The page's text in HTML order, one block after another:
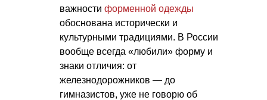
важности форменной одежды
обоснована исторически и
культурными традициями. В России
вообще всегда «любили» форму и
знаки отличия: от
железнодорожников — до
гимназистов, уже не говорю об